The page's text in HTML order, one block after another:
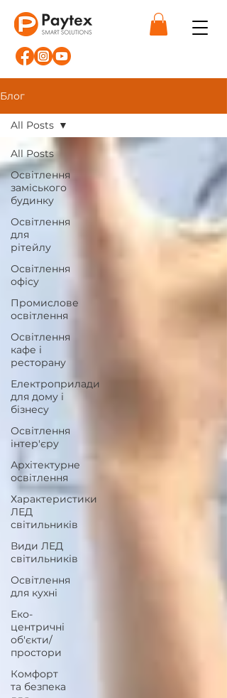
Блог
All Posts
Освітлення
заміського
будинку
Освітлення
для
рітейлу
Освітлення
офісу
Промислове
освітлення
Освітлення
кафе і
ресторану
Електроприлади
для дому і
бізнесу
Освітлення
інтер'єру
Архітектурне
освітлення
Характеристики
ЛЕД
світильників
Види ЛЕД
світильників
Освітлення
для кухні
Еко-
центричні
об'єкти/
простори
Комфорт
та безпека
All Posts